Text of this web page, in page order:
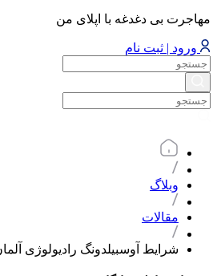
مهاجرت بی دغدغه با اپلای من
ورود | ثبت نام
وبلاگ
مقالات
شرایط آوسبیلدونگ رادیولوژی آلمان